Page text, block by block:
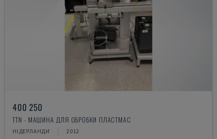
400 250
TTN - МАШИНА ДЛЯ ОБРОБКИ ПЛАСТМАС
НІДЕРЛАНДИ 2012